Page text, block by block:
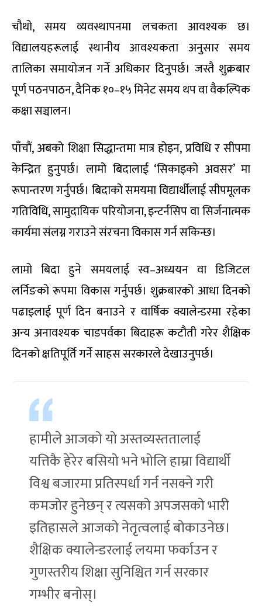
चौथो, समय व्यवस्थापनमा लचकता आवश्यक छ।
विद्यालयहरूलाई स्थानीय आवश्यकता अनुसार समय
तालिका समायोजन गर्ने अधिकार दिनुपर्छ। जस्तै शुक्रबार
पूर्ण पठनपाठन, दैनिक १०–१५ मिनेट समय थप वा वैकल्पिक
कक्षा सञ्चालन।
पाँचौं, अबको शिक्षा सिद्धान्तमा मात्र होइन, प्रविधि र सीपमा
केन्द्रित हुनुपर्छ। लामो बिदालाई ‘सिकाइको अवसर’ मा
रूपान्तरण गर्नुपर्छ। बिदाको समयमा विद्यार्थीलाई सीपमूलक
गतिविधि, सामुदायिक परियोजना, इन्टर्नसिप वा सिर्जनात्मक
कार्यमा संलग्न गराउने संरचना विकास गर्न सकिन्छ।
लामो बिदा हुने समयलाई स्व–अध्ययन वा डिजिटल
लर्निङको रूपमा विकास गर्नुपर्छ। शुक्रबारको आधा दिनको
पढाइलाई पूर्ण दिन बनाउने र वार्षिक क्यालेन्डरमा रहेका
अन्य अनावश्यक चाडपर्वका बिदाहरू कटौती गरेर शैक्षिक
दिनको क्षतिपूर्ति गर्ने साहस सरकारले देखाउनुपर्छ।
हामीले आजको यो अस्तव्यस्ततालाई
यत्तिकै हेरेर बसियो भने भोलि हाम्रा विद्यार्थी
विश्व बजारमा प्रतिस्पर्धा गर्न नसक्ने गरी
कमजोर हुनेछन् र त्यसको अपजसको भारी
इतिहासले आजको नेतृत्वलाई बोकाउनेछ।
शैक्षिक क्यालेन्डरलाई लयमा फर्काउन र
गुणस्तरीय शिक्षा सुनिश्चित गर्न सरकार
गम्भीर बनोस्।